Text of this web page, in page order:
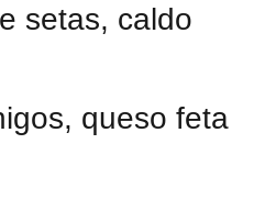
setas, caldo
queso feta